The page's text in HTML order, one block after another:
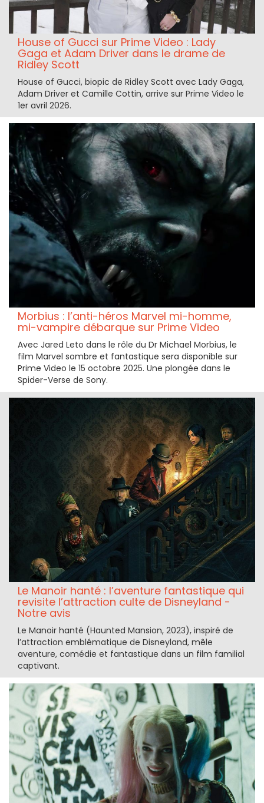
House of Gucci sur Prime Video : Lady
Gaga et Adam Driver dans le drame de
Ridley Scott
House of Gucci, biopic de Ridley Scott avec Lady Gaga,
Adam Driver et Camille Cottin, arrive sur Prime Video le
1er avril 2026.
Morbius : l’anti-héros Marvel mi-homme,
mi-vampire débarque sur Prime Video
Avec Jared Leto dans le rôle du Dr Michael Morbius, le
film Marvel sombre et fantastique sera disponible sur
Prime Video le 15 octobre 2025. Une plongée dans le
Spider-Verse de Sony.
Le Manoir hanté : l’aventure fantastique qui
revisite l’attraction culte de Disneyland -
Notre avis
Le Manoir hanté (Haunted Mansion, 2023), inspiré de
l’attraction emblématique de Disneyland, mêle
aventure, comédie et fantastique dans un film familial
captivant.